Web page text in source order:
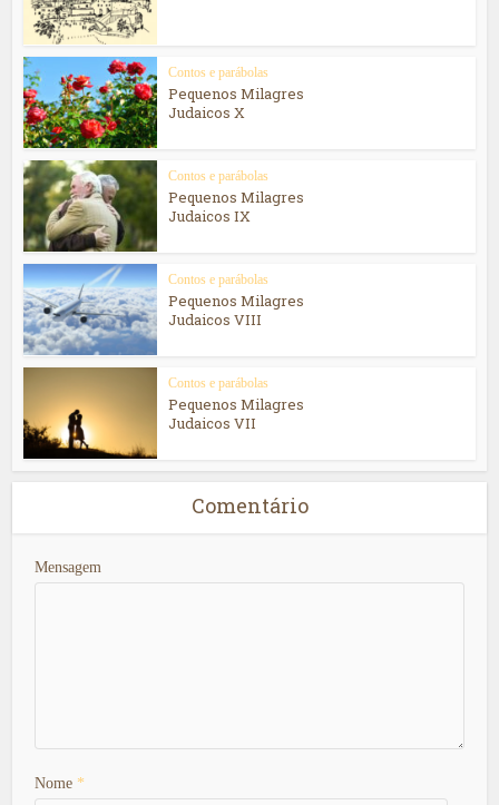
Contos e parábolas
Pequenos Milagres
Judaicos X
Contos e parábolas
Pequenos Milagres
Judaicos IX
Contos e parábolas
Pequenos Milagres
Judaicos VIII
Contos e parábolas
Pequenos Milagres
Judaicos VII
Comentário
Mensagem
Nome *